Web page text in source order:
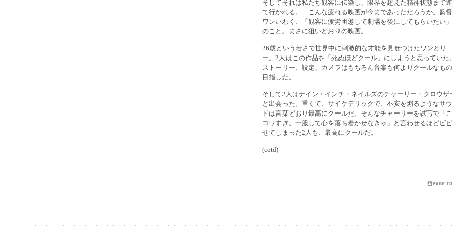
そしてそれは私たち観客に伝染し、限界を超えた精神状態まで
て行かれる。…こんな疲れる映画が今まであっただろうか。監
ワンいわく、「観客に疲労困憊して劇場を後にしてもらいたい
のこと。まさに狙いどおりの映画。
26歳という若さで世界中に刺激的な才能を見せつけたワンとリ
ー。2人はこの作品を「死ぬほどクール」にしようと思っていた。
ストーリー、設定、カメラはもちろん音楽も何よりクールなも
目指した。
そして2人はナイン・インチ・ネイルズのチャーリー・クロウザ
と出会った。重くて、サイケデリックで、不安を煽るようなサ
ドは言葉どおり最高にクールだ。そんなチャーリーを試写で「
コワすぎ。一服して心を落ち着かせなきゃ」と言わせるほどビ
せてしまった2人も、最高にクールだ。
(cotd)